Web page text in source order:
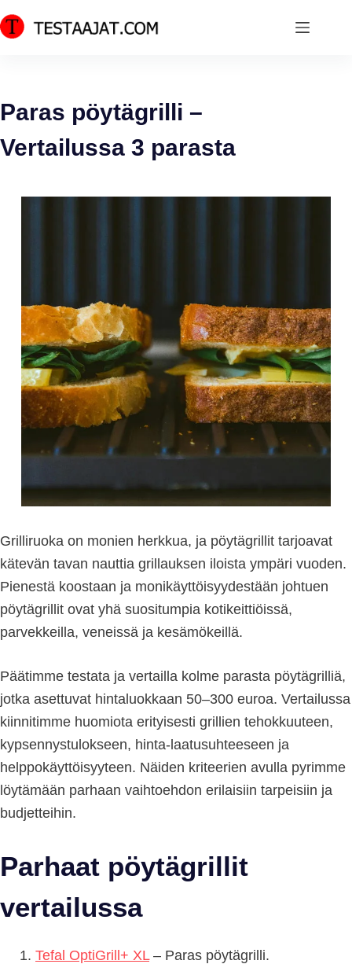
Skip
to
Paras pöytägrilli –
Vertailussa 3 parasta
Grilliruoka on monien herkkua, ja pöytägrillit tarjoavat
kätevän tavan nauttia grillauksen iloista ympäri vuoden.
Pienestä koostaan ja monikäyttöisyydestään johtuen
pöytägrillit ovat yhä suositumpia kotikeittiöissä,
parvekkeilla, veneissä ja kesämökeillä.
Päätimme testata ja vertailla kolme parasta pöytägrilliä,
jotka asettuvat hintaluokkaan 50–300 euroa. Vertailussa
kiinnitimme huomiota erityisesti grillien tehokkuuteen,
kypsennystulokseen, hinta-laatusuhteeseen ja
helppokäyttöisyyteen. Näiden kriteerien avulla pyrimme
löytämään parhaan vaihtoehdon erilaisiin tarpeisiin ja
budjetteihin.
Parhaat pöytägrillit
vertailussa
Tefal OptiGrill+ XL– Paras pöytägrilli.